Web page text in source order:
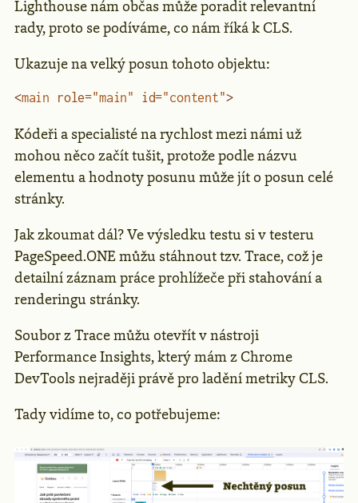
Lighthouse nám občas může poradit relevantní
rady, proto se podíváme, co nám říká k CLS.
Ukazuje na velký posun tohoto objektu:
<main role="main" id="content">
Kódeři a specialisté na rychlost mezi námi už
mohou něco začít tušit, protože podle názvu
elementu a hodnoty posunu může jít o posun celé
stránky.
Jak zkoumat dál? Ve výsledku testu si v testeru
PageSpeed.ONE můžu stáhnout tzv. Trace, což je
detailní záznam práce prohlížeče při stahování a
renderingu stránky.
Soubor z Trace můžu otevřít v nástroji
Performance Insights, který mám z Chrome
DevTools nejraději právě pro ladění metriky CLS.
Tady vidíme to, co potřebujeme: